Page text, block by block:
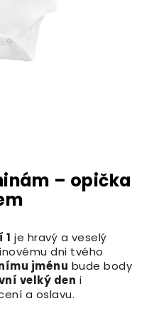
– opička
1 je hravý a veselý
dni tvého
jménu bude body
velký den i
a oslavu.